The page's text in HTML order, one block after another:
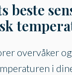
beste
overvåker
i